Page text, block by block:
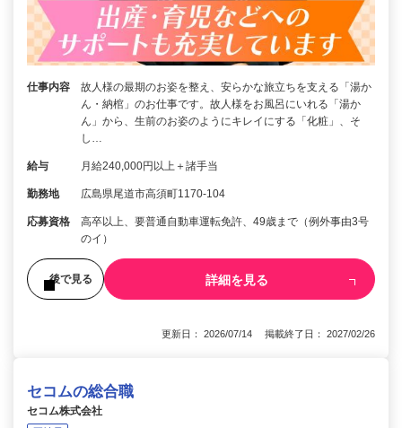
仕事内容
故人様の最期のお姿を整え、安らかな旅立ちを支える「湯か
ん・納棺」のお仕事です。故人様をお風呂にいれる「湯か
ん」から、生前のお姿のようにキレイにする「化粧」、そ
し…
給与 月給240,000円以上＋諸手当
勤務地 広島県尾道市高須町1170-104
応募資格
高卒以上、要普通自動車運転免許、49歳まで（例外事由3号
のイ）
後で見る 詳細を見る
更新日： 2026/07/14 掲載終了日： 2027/02/26
セコムの総合職
セコム株式会社